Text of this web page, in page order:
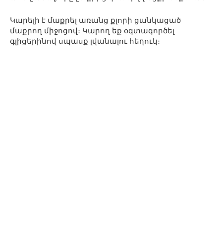
Կարելի է մաքրել առանց քլորի ցանկացած
մաքրող միջոցով։ Կարող եք օգտագործել
գլիցերինով սպասք լվանալու հեղուկ։